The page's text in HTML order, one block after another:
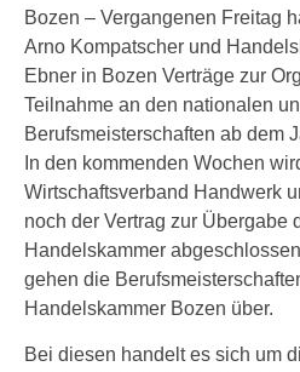
Bozen – Vergangenen Freitag
Arno Kompatscher und
Ebner in Bozen Verträge zur
Teilnahme an den nationalen
Berufsmeisterschaften ab dem
In den kommenden Wochen
Wirtschaftsverband Handwerk
noch der Vertrag zur Übergabe
Handelskammer
gehen die
Handelskammer Bozen über.
Bei diesen handelt es sich um